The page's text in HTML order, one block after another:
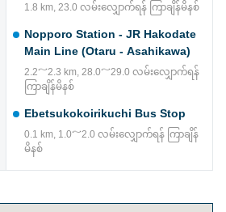
1.8 km, 23.0 လမ်းလျှောက်ရန် ကြာချိန်မိနစ်
Nopporo Station - JR Hakodate
Main Line (Otaru - Asahikawa)
2.2～2.3 km, 28.0～29.0 လမ်းလျှောက်ရန်
ကြာချိန်မိနစ်
Ebetsukokoirikuchi Bus Stop
0.1 km, 1.0～2.0 လမ်းလျှောက်ရန် ကြာချိန်
မိနစ်